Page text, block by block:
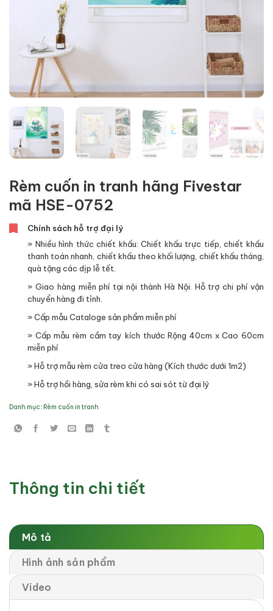
Rèm cuốn in tranh hãng Fivestar
mã HSE-0752
Chính sách hỗ trợ đại lý
» Nhiều hình thức chiết khấu: Chiết khấu trực tiếp, chiết khấu
thanh toán nhanh, chiết khấu theo khối lượng, chiết khấu tháng,
quà tặng các dịp lễ tết.
» Giao hàng miễn phí tại nội thành Hà Nội. Hỗ trợ chi phí vận
chuyển hàng đi tỉnh.
» Cấp mẫu Cataloge sản phẩm miễn phí
» Cấp mẫu rèm cầm tay kích thước Rộng 40cm x Cao 60cm
miễn phí
» Hỗ trợ mẫu rèm cửa treo cửa hàng (Kích thước dưới 1m2)
» Hỗ trợ hồi hàng, sửa rèm khi có sai sót từ đại lý
Danh mục: Rèm cuốn in tranh
Thông tin chi tiết
Mô tả
Hình ảnh sản phẩm
Video